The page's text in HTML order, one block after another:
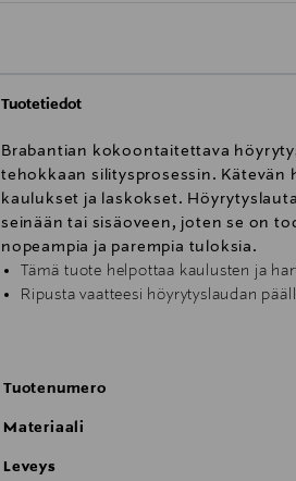
Tuotetiedot
Brabantian kokoontaitettava
tehokkaan silitysprosessin.
kaulukset ja laskokset.
seinään tai sisäoveen, joten se on
nopeampia ja parempia tuloksia.
Tämä tuote helpottaa kaulusten ja
Ripusta vaatteesi höyrytyslaudan
Ongelmaton käyttö ja nauti 2
Soveltuu käytettäväksi naulakon,
Tuotenumero
Materiaali
Leveys